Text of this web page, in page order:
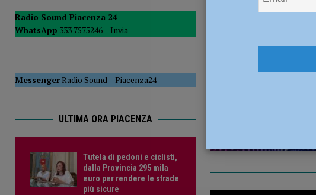
POLITICA
[ 5 Agosto 2026 ] Caldo estremo e asili nido, Tagliaferri (FdI):
Radio Sound Piacenza 24
WhatsApp 333 7575246 – Invia
MessengerRadio Sound–Piacenza24
ULTIMA ORA PIACENZA
Tutela di pedoni e ciclisti,
dalla Provincia 295 mila
euro per rendere le strade
più sicure